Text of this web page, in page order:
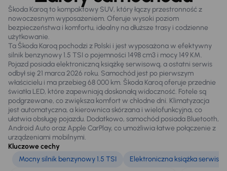
Na zewnątrz
Automatyczne światła drogowe
Bezkluczowe otwieranie auta
Czujniki parkowania prz. i tył
El. otwierany bagażnik
Elektr. składane lusterka
Oryginalne Alufelgi
Przednie światła LED
Relingi dachowe
Światła przeciwmgielne
Škoda Karoq to kompaktowy SUV, który łączy przestronność z
nowoczesnym wyposażeniem. Oferuje wysoki poziom
bezpieczeństwa i komfortu, idealny na dłuższe trasy i codzienne
użytkowanie.
Ta Škoda Karoq pochodzi z Polski i jest wyposażona w efektywny
silnik benzynowy 1.5 TSI o pojemności 1498 cm3 i mocy 149 KM.
Pojazd posiada elektroniczną książkę serwisową, a ostatni serwis
odbył się 21 marca 2026 roku. Samochód jest po pierwszym
właścicielu i ma przebieg 68 000 km. Škoda Karoq oferuje przednie
światła LED, które zapewniają doskonałą widoczność. Fotele są
podgrzewane, co zwiększa komfort w chłodne dni. Klimatyzacja
jest automatyczna, a kierownica skórzana i wielofunkcyjna, co
ułatwia obsługę pojazdu. Dodatkowo, samochód posiada Bluetooth,
Android Auto oraz Apple CarPlay, co umożliwia łatwe połączenie z
urządzeniami mobilnymi.
Kluczowe cechy
Mocny silnik benzynowy 1.5 TSI
Elektroniczna książka